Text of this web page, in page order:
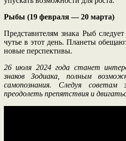
Рыбы (19 февраля — 20 марта)
Представителям знака Рыб
чутье в этот день. Планеты
новые перспективы.
26 июля 2024 года станет
знаков Зодиака, полным
самопознания. Следуя
преодолеть препятствия и